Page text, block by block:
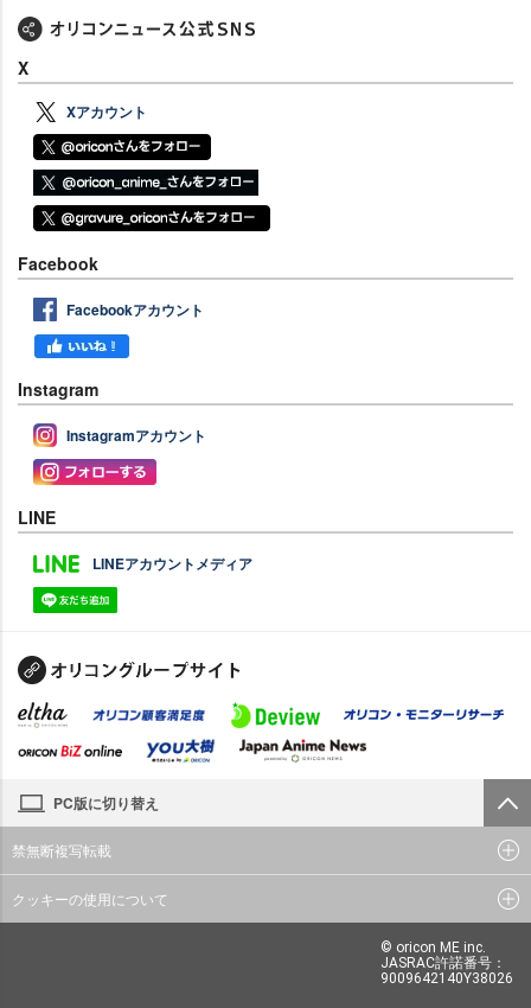
X
Xアカウント
Facebook
Facebookアカウント
Instagram
Instagramアカウント
LINE
LINEアカウントメディア
PC版に切り替え
禁無断複写転載
クッキーの使用について
© oricon ME inc.
JASRAC許諾番号：
9009642140Y38026